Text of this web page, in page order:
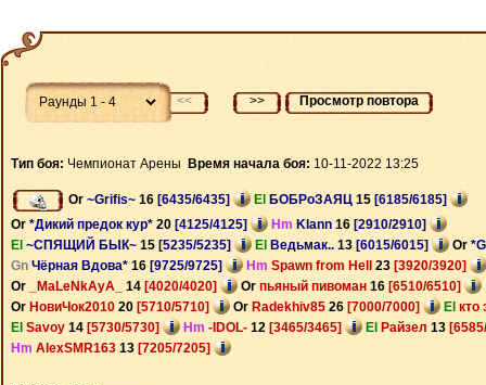
<< >> Просмотр повтора
Тип боя: Чемпионат Арены Время начала боя: 10-11-2022 13:25
Or ~Grifis~ 16 [6435/6435] El БОБРоЗАЯЦ 15 [6185/6185]
Or *Дикий предок кур* 20 [4125/4125] Hm Klann 16 [2910/2910]
El ~СПЯЩИЙ БЫК~ 15 [5235/5235] El Ведьмак.. 13 [6015/6015] Or
Gn Чёрная Вдова* 16 [9725/9725] Hm Spawn from Hell 23 [3920/3920]
Or
_MaLeNkAyA_ 14 [4020/4020] Or пьяный пивоман 16 [6510/6510]
Or НовиЧок2010 20 [5710/5710] Or Radekhiv85 26 [7000/7000] El кто
El Savoy 14 [5730/5730] Hm -IDOL- 12 [3465/3465] El Райзел 13
Hm AlexSMR163 13 [7205/7205]